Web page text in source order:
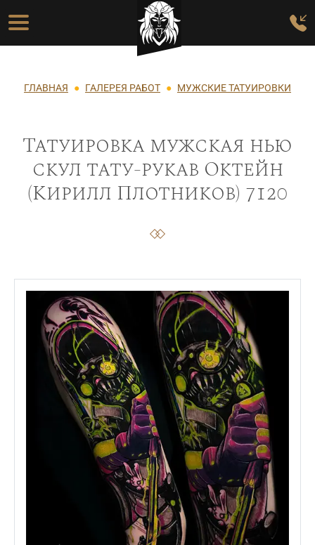
Перейти к основному содержанию
Основная навигация
Строка навигации
ГЛАВНАЯ ГАЛЕРЕЯ РАБОТ МУЖСКИЕ ТАТУИРОВКИ
Татуировка мужская нью
скул тату-рукав Октейн
(Кирилл Плотников) 7120